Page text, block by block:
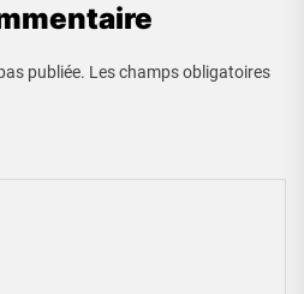
publiée. Les champs obligatoires